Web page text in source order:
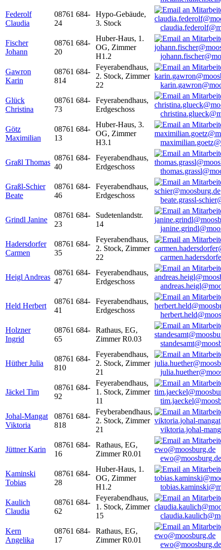
Federolf
Claudia
08761 684-
24
Hypo-Gebäude,
3. Stock
Fischer
Johann
08761 684-
20
Huber-Haus, 1.
OG, Zimmer
H1.2
Gawron
Karin
08761 684-
814
Feyerabendhaus,
2. Stock, Zimmer
22
Glück
Christina
08761 684-
73
Feyerabendhaus,
Erdgeschoss
Götz
Maximilian
08761 684-
13
Huber-Haus, 3.
OG, Zimmer
H3.1
Graßl Thomas
08761 684-
40
Feyerabendhaus,
Erdgeschoss
Graßl-Schier
Beate
08761 684-
46
Feyerabendhaus,
Erdgeschoss
beate.grassl-
Grindl Janine
08761 684-
23
Sudetenlandstr.
14
Hadersdorfer
Carmen
08761 684-
35
Feyerabendhaus,
2. Stock, Zimmer
22
Heigl Andreas
08761 684-
47
Feyerabendhaus,
Erdgeschoss
Held Herbert
08761 684-
41
Feyerabendhaus,
Erdgeschoss
Holzner
Ingrid
08761 684-
65
Rathaus, EG,
Zimmer R0.03
Hüther Julia
08761 684-
810
Feyerabendhaus,
2. Stock, Zimmer
21
Jäckel Tim
08761 684-
92
Feyerabendhaus,
1. Stock, Zimmer
11
Johal-Mangat
Viktoria
08761 684-
818
Feyberabendhaus,
2. Stock, Zimmer
21
viktoria.johal-
Jüttner Karin
08761 684-
16
Rathaus, EG,
Zimmer R0.01
ewo@moosburg.de
Kaminski
Tobias
08761 684-
28
Huber-Haus, 1.
OG, Zimmer
H1.2
Kaulich
Claudia
08761 684-
62
Feyerabendhaus,
1. Stock, Zimmer
15
Kern
Angelika
08761 684-
17
Rathaus, EG,
Zimmer R0.01
ewo@moosburg.de